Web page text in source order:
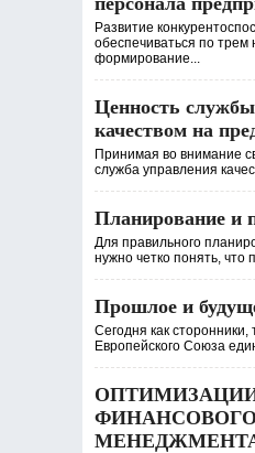
Развитие
обеспечиваться по трем
формирование...
Ценность
качеством на
Принимая во внимание
служба управления
Планирование и
Для правильного
нужно четко понять, что
Прошлое и
Сегодня как сторонники,
Европейского Союза
ФИНАНСОВОГО